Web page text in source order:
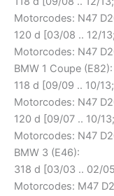
Motorcodes: N47
120 d [03/08 .. 12/
Motorcodes: N47
BMW 1 Coupe (E82):
118 d [09/09 .. 10/
Motorcodes: N47
120 d [09/07 .. 10/
Motorcodes: N47
BMW 3 (E46):
318 d [03/03 .. 02/
Motorcodes: M47